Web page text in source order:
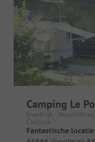
Camping Le
Frankrijk - Nouvelle-
Cadouin
Fantastische locatie